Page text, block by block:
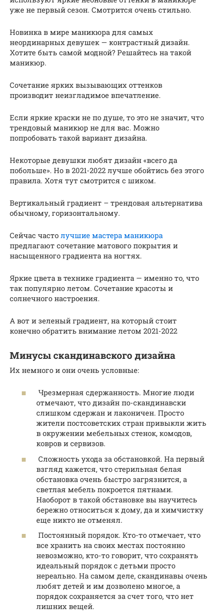
уже не первый сезон. Смотрится очень стильно.
Новинка в мире маникюра для самых
неординарных девушек — контрастный дизайн.
Хотите быть самой модной? Решайтесь на такой
маникюр.
Сочетание ярких вызывающих оттенков
производит неизгладимое впечатление.
Если яркие краски не по душе, то это не значит, что
трендовый маникюр не для вас. Можно
попробовать такой вариант дизайна.
Некоторые девушки любят дизайн «всего да
побольше». Но в 2021-2022 лучше обойтись без этого
правила. Хотя тут смотрится с шиком.
Вертикальный градиент – трендовая альтернатива
обычному, горизонтальному.
Сейчас часто лучшие мастера маникюра
предлагают сочетание матового покрытия и
насыщенного градиента на ногтях.
Яркие цвета в технике градиента — именно то, что
так популярно летом. Сочетание красоты и
солнечного настроения.
А вот и зеленый градиент, на который стоит
конечно обратить внимание летом 2021-2022
Минусы скандинавского дизайна
Их немного и они очень условные:
Чрезмерная сдержанность. Многие люди
отмечают, что дизайн по-скандинавски
слишком сдержан и лаконичен. Просто
жители постсоветских стран привыкли жить
в окружении мебельных стенок, комодов,
ковров и сервизов.
Сложность ухода за обстановкой. На первый
взгляд кажется, что стерильная белая
обстановка очень быстро загрязнится, а
светлая мебель покроется пятнами.
Наоборот в такой обстановке вы научитесь
бережно относиться к дому, да и химчистку
еще никто не отменял.
Постоянный порядок. Кто-то отмечает, что
все хранить на своих местах постоянно
невозможно, кто-то говорит, что сохранять
идеальный порядок с детьми просто
нереально. На самом деле, скандинавы очень
любят детей и им дозволено многое, а
порядок сохраняется за счет того, что нет
лишних вещей.